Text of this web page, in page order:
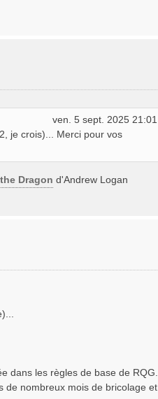
ven. 5 sept. 2025 21:01
je crois)... Merci pour vos
Dragon d'Andrew Logan
dans les règles de base de RQG.
de nombreux mois de bricolage et